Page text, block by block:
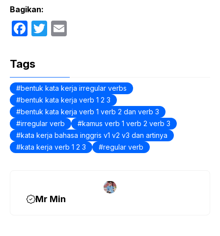
Bagikan:
F
c
e
b
o
o
k
T
er
Tags
bentuk kata kerja irregular verbs
bentuk kata kerja verb 1 2 3
bentuk kata kerja verb 1 verb 2 dan verb 3
irregular verb
kamus verb 1 verb 2 verb 3
kata kerja bahasa inggris v1 v2 v3 dan artinya
kata kerja verb 1 2 3
regular verb
Mr Min